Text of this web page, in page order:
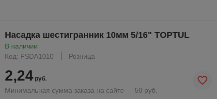
Насадка шестигранник 10мм 5/16" TOPTUL
В наличии
Код: FSDA1010
Розница
2,24 руб.
Минимальная сумма заказа на сайте — 50 руб.